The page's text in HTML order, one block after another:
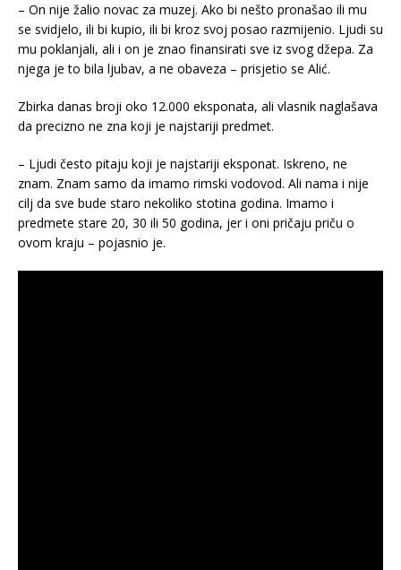
– On nije žalio novac za muzej. Ako bi nešto pronašao ili mu
se svidjelo, ili bi kupio, ili bi kroz svoj posao razmijenio. Ljudi su
mu poklanjali, ali i on je znao finansirati sve iz svog džepa. Za
njega je to bila ljubav, a ne obaveza – prisjetio se Alić.
Zbirka danas broji oko 12.000 eksponata, ali vlasnik naglašava
da precizno ne zna koji je najstariji predmet.
– Ljudi često pitaju koji je najstariji eksponat. Iskreno, ne
znam. Znam samo da imamo rimski vodovod. Ali nama i nije
cilj da sve bude staro nekoliko stotina godina. Imamo i
predmete stare 20, 30 ili 50 godina, jer i oni pričaju priču o
ovom kraju – pojasnio je.